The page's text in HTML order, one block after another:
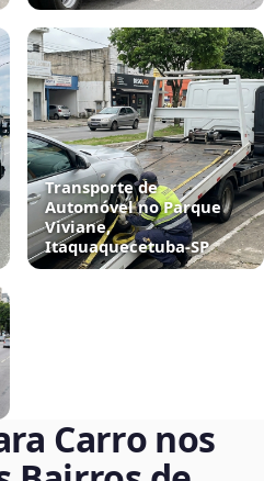
Transporte de
Automóvel no Parque
Viviane,
Itaquaquecetuba‑SP
Carro nos